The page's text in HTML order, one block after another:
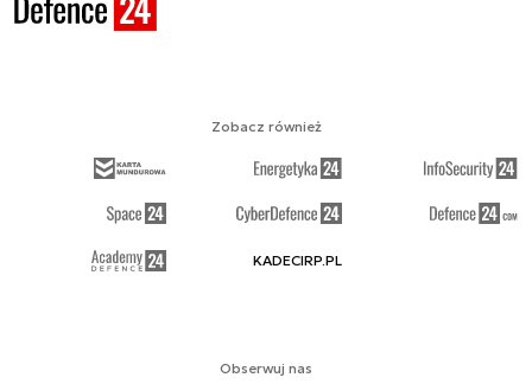
Obserwuj nas
Zobacz również
KADECIRP.PL